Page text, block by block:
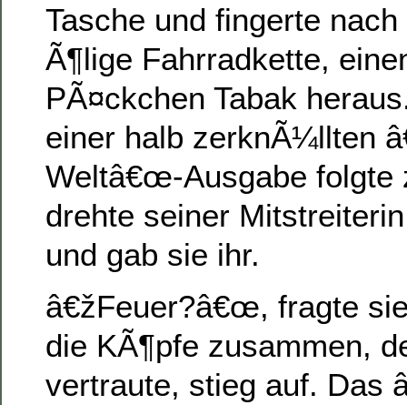
Tasche und fingerte
Ã¶lige Fahrradkette,
PÃ¤ckchen Tabak
einer halb zerknÃ¼llten
Weltâ€œ-Ausgabe folgte
drehte seiner
und gab sie ihr.
â€žFeuer?â€œ, fragte
die KÃ¶pfe zusammen,
vertraute, stieg auf. Das